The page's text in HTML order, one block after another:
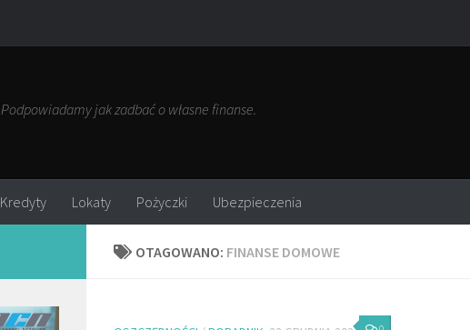
Podpowiadamy jak zadbać o własne finanse.
Kredyty Lokaty Pożyczki Ubezpieczenia
OTAGOWANO: FINANSE DOMOWE